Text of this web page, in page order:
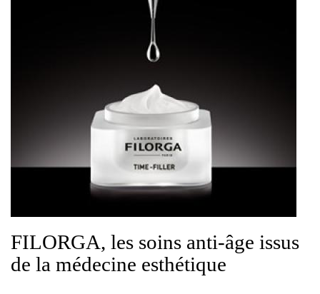
FILORGA, les soins anti-âge issus
de la médecine esthétique